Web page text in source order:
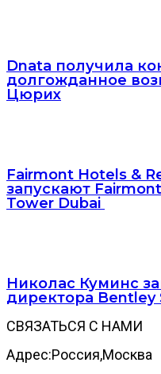
Dnata получила
долгожданное
Цюрих
Fairmont Hotels &
запускают
Tower Dubai
Николас Куминс
директора Bentley
СВЯЗАТЬСЯ С НАМИ
Адрес:Россия,Москва